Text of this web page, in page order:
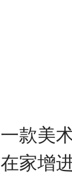
一款美
在家增